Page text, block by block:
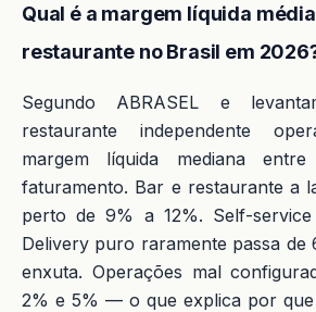
Qual é a margem líquida
restaurante no Brasil em
Segundo ABRASEL e
restaurante independente
margem líquida mediana
faturamento. Bar e restaurante a
perto de 9% a 12%. Self-
Delivery puro raramente passa de
enxuta. Operações mal
2% e 5% — o que explica por que